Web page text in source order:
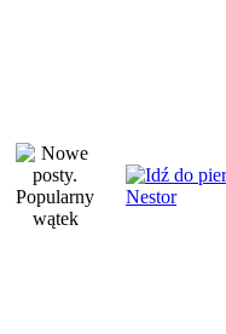
Nestor